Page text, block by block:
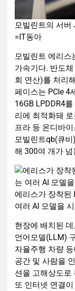
모빌린트의 서버
=IT동아
모빌린트 에리스
가속기다. 반도
회 연산)를 처리
페이스는 PCIe 4
16GB LPDDR4
리에 최적화돼
프라 등 온디바
모빌린트qb(큐
해 300여 개가
에리스가 장착된
여러 AI 모델을
현장에 배치된
언어모델(LLM)
자율주행 차량
공간 및 사람을
션을 고해상도로
또 인터넷 연결